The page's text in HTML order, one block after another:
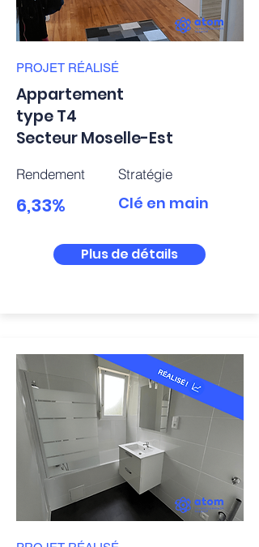
PROJET RÉALISÉ
Appartement
type T4
Secteur Moselle-Est
Rendement Stratégie
6,33% Clé en main
Plus de détails